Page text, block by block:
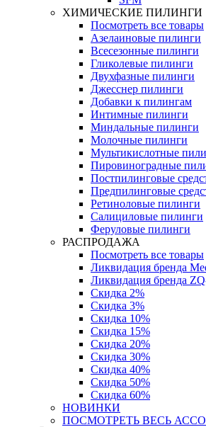
ХИМИЧЕСКИЕ ПИЛИНГИ
Посмотреть все товары
Азелаиновые пилинги
Всесезонные пилинги
Гликолевые пилинги
Двухфазные пилинги
Джесснер пилинги
Добавки к пилингам
Интимные пилинги
Миндальные пилинги
Молочные пилинги
Мультикислотные
Пировиноградные
Постпилинговые
Предпилинговые
Ретиноловые пилинги
Салициловые пилинги
Феруловые пилинги
РАСПРОДАЖА
Посмотреть все товары
Ликвидация бренда
Ликвидация бренда
Скидка 2%
Скидка 3%
Скидка 10%
Скидка 15%
Скидка 20%
Скидка 30%
Скидка 40%
Скидка 50%
Скидка 60%
НОВИНКИ
ПОСМОТРЕТЬ ВЕСЬ